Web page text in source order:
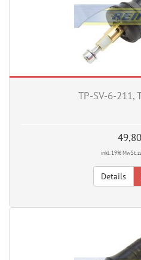
TP-SV-6-211,
inkl. 19% MwSt.
Details